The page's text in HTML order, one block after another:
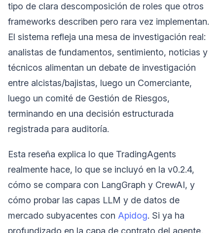
tipo de clara descomposición de roles que otros
frameworks describen pero rara vez implementan.
El sistema refleja una mesa de investigación real:
analistas de fundamentos, sentimiento, noticias y
técnicos alimentan un debate de investigación
entre alcistas/bajistas, luego un Comerciante,
luego un comité de Gestión de Riesgos,
terminando en una decisión estructurada
registrada para auditoría.
Esta reseña explica lo que TradingAgents
realmente hace, lo que se incluyó en la v0.2.4,
cómo se compara con LangGraph y CrewAI, y
cómo probar las capas LLM y de datos de
mercado subyacentes con Apidog. Si ya ha
profundizado en la capa de contrato del agente,